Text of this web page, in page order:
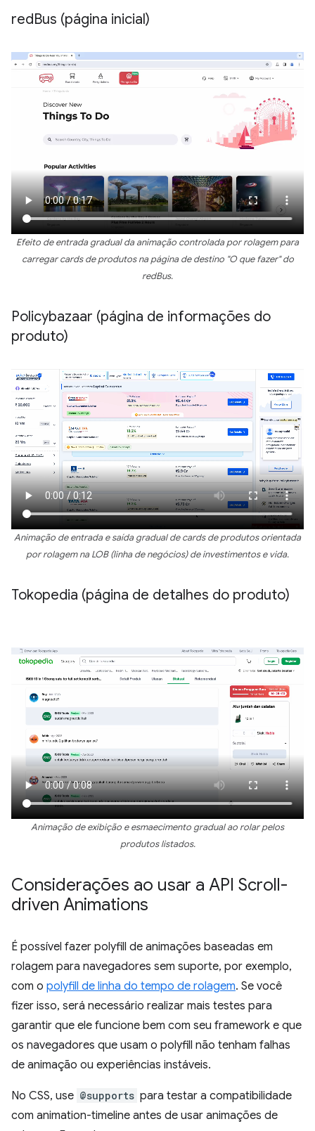
redBus (página inicial)
Efeito de entrada gradual da animação controlada por rolagem para
carregar cards de produtos na página de destino "O que fazer" do
redBus.
Policybazaar (página de informações do
produto)
Animação de entrada e saída gradual de cards de produtos orientada
por rolagem na LOB (linha de negócios) de investimentos e vida.
Tokopedia (página de detalhes do produto)
Animação de exibição e esmaecimento gradual ao rolar pelos
produtos listados.
Considerações ao usar a API Scroll-
driven Animations
É possível fazer polyfill de animações baseadas em
rolagem para navegadores sem suporte, por exemplo,
com o polyfill de linha do tempo de rolagem. Se você
fizer isso, será necessário realizar mais testes para
garantir que ele funcione bem com seu framework e que
os navegadores que usam o polyfill não tenham falhas
de animação ou experiências instáveis.
No CSS, use @supports para testar a compatibilidade
com animation-timeline antes de usar animações de